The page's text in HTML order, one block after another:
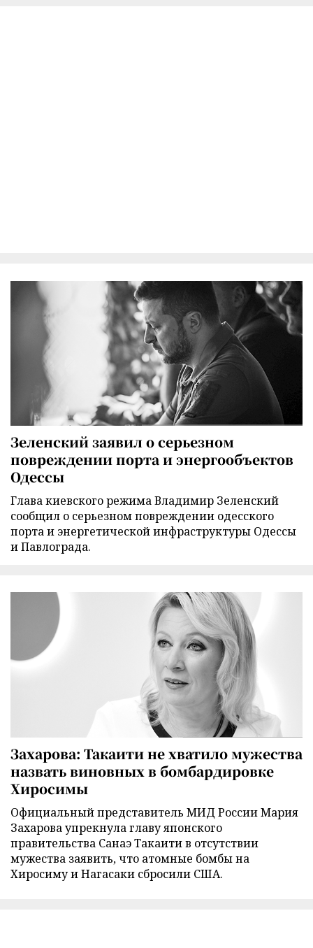
Зеленский заявил о серьезном
повреждении порта и энергообъектов
Одессы
Глава киевского режима Владимир Зеленский
сообщил о серьезном повреждении одесского
порта и энергетической инфраструктуры Одессы
и Павлограда.
Захарова: Такаити не хватило мужества
назвать виновных в бомбардировке
Хиросимы
Официальный представитель МИД России Мария
Захарова упрекнула главу японского
правительства Санаэ Такаити в отсутствии
мужества заявить, что атомные бомбы на
Хиросиму и Нагасаки сбросили США.